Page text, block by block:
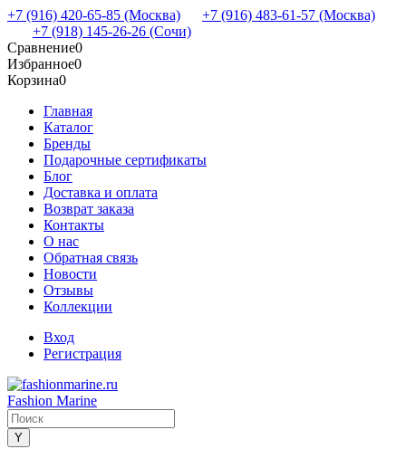
+7 (916) 420-65-85 (Москва)
+7 (916) 483-61-57 (Москва)
+7 (918) 145-26-26 (Сочи)
Сравнение0
Избранное0
Корзина0
Главная
Каталог
Бренды
Подарочные сертификаты
Блог
Доставка и оплата
Возврат заказа
Контакты
О нас
Обратная связь
Новости
Отзывы
Коллекции
Вход
Регистрация
Fashion Marine